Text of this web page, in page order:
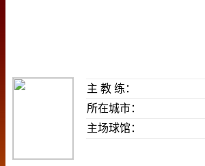
主 教 练：
所在城市：
主场球馆：